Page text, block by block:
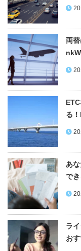
両
る
あ
で
ラ
お